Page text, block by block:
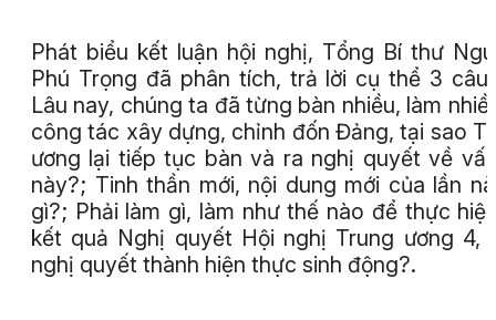
Phát biểu kết luận hội nghị, Tổng Bí thư
Phú Trọng đã phân tích, trả lời cụ thể 3 câu
Lâu nay, chúng ta đã từng bàn nhiều, làm
công tác xây dựng, chỉnh đốn Đảng, tại sao
ương lại tiếp tục bàn và ra nghị quyết về
này?; Tinh thần mới, nội dung mới của lần
gì?; Phải làm gì, làm như thế nào để thực
kết quả Nghị quyết Hội nghị Trung ương 4,
nghị quyết thành hiện thực sinh động?.